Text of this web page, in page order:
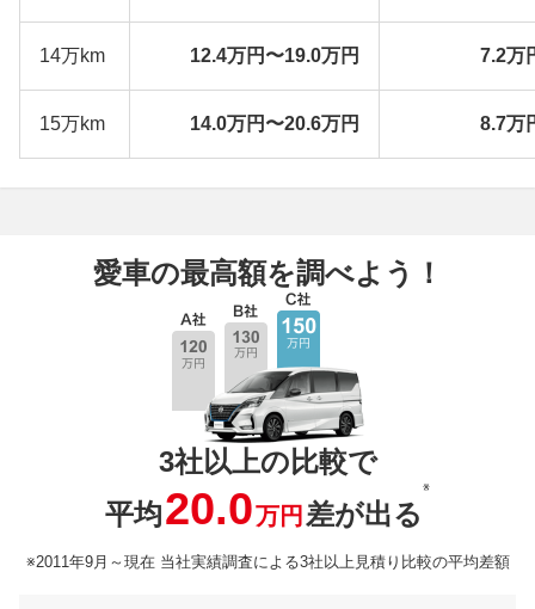
14万km 12.4万円〜19.0万円 7.2万
15万km 14.0万円〜20.6万円 8.7万
愛車の最高額を調べよう！
3社以上の比較で
平均20.0万円 差が出る
※
※2011年9月～現在 当社実績調査による3社以上見積り比較の平均差額